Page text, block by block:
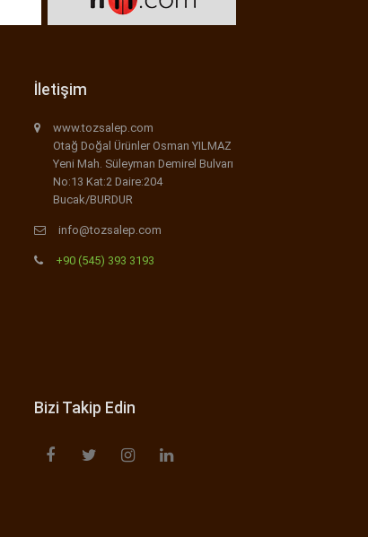
İletişim
www.tozsalep.com
Otağ Doğal Ürünler Osman YILMAZ
Yeni Mah. Süleyman Demirel Bulvarı
No:13 Kat:2 Daire:204
Bucak/BURDUR
info@tozsalep.com
+90 (545) 393 3193
Bizi Takip Edin